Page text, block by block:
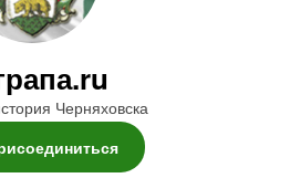
Черняховска